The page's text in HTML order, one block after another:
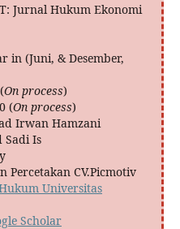
Jurnal Hukum Ekonomi
in (Juni, & Desember,
On process)
(On process)
Irwan Hamzani
Sadi Is
Percetakan CV.Picmotiv
Universitas
Scholar